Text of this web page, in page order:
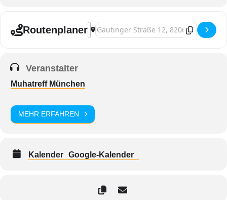
RoutenplanerAdresse - Musikantenstammtisch
Zieladresse - Musikantenstammtisch
Veranstalter
Muhatreff München
MEHR ERFAHREN
Kalender Google-Kalender